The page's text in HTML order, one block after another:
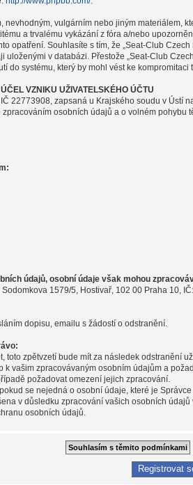
vulgárním nebo jiným materiálem,
a trvalému vykázání z fóra a/nebo
opatření. Souhlasíte s tím, že „Seat-Club
v databázi. Přestože „Seat-Club
do systému, který by mohl vést ke kompromitaci
VZNIKU UŽIVATELSKÉHO ÚČTU
22773908, zapsaná u Krajského soudu v
osobních údajů a o volném
údajů, osobní údaje však mohou
1579/5, Hostivař, 102 00 Praha 10,
dopisu, emailu s žádostí o odstranění.
zpětvzetí bude mít za následek
vašim zpracovávaným osobním údajům a
požadovat omezení jejich zpracování.
se nejedná o osobní údaje, které je
v důsledku zpracování vašich osobních
osobních údajů.
Registrovat